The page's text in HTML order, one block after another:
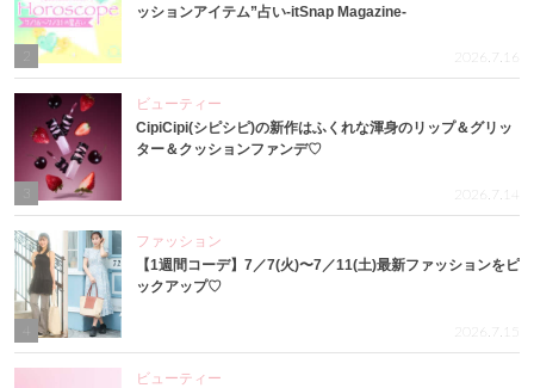
ッションアイテム”占い-itSnap Magazine-
2026.7.16
3
ビューティー
CipiCipi(シピシピ)の新作はふくれな渾身のリップ＆グリッ
ター＆クッションファンデ♡
2026.7.14
4
ファッション
【1週間コーデ】7／7(火)〜7／11(土)最新ファッションをピ
ックアップ♡
2026.7.15
ビューティー